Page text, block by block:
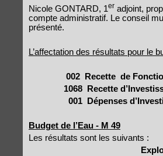
Nicole GONTARD, 1er adjoint,
compte administratif. Le conseil
présenté.
L’affectation des résultats pour le
002 Recette de
1068
Recette
001
Dépenses
Budget de l’Eau - M 49
Les résultats sont les suivants :